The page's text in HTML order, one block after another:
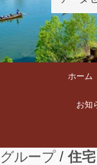
ホーム
お知
グループ 住